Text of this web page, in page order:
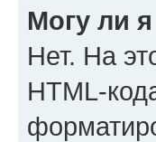
Могу ли
Нет. На
HTML-